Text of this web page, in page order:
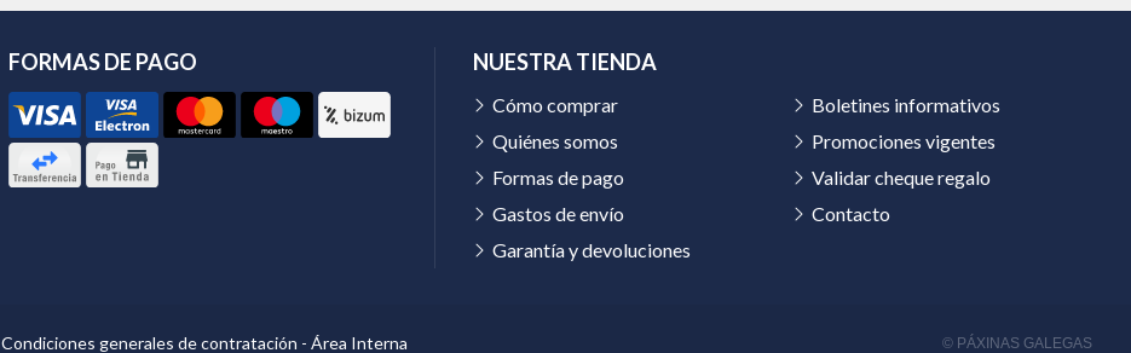
FORMAS DE PAGO NUESTRA TIENDA
Cómo comprar
Quiénes somos
Formas de pago
Gastos de envío
Garantía y devoluciones
Boletines informativos
Promociones vigentes
Validar cheque regalo
Contacto
Condiciones generales de contratación - Área Interna © PÁXINAS GALEGAS